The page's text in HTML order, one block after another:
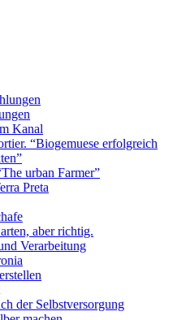
Kanal
“Biogemuese erfolgreich
urban Farmer”
Preta
aber richtig.
Verarbeitung
der Selbstversorgung